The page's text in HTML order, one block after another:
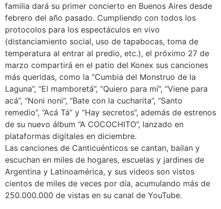
familia dará su primer concierto en Buenos Aires desde
febrero del año pasado. Cumpliendo con todos los
protocolos para los espectáculos en vivo
(distanciamiento social, uso de tapabocas, toma de
temperatura al entrar al predio, etc.), el próximo 27 de
marzo compartirá en el patio del Konex sus canciones
más queridas, como la “Cumbia del Monstruo de la
Laguna”, “El mamboretá”, “Quiero para mí”, “Viene para
acá”, “Noni noni”, “Bate con la cucharita”, “Santo
remedio”, “Acá Tá” y “Hay secretos”, además de estrenos
de su nuevo álbum “A COCOCHITO”, lanzado en
plataformas digitales en diciembre.
Las canciones de Canticuénticos se cantan, bailan y
escuchan en miles de hogares, escuelas y jardines de
Argentina y Latinoamérica, y sus videos son vistos
cientos de miles de veces por día, acumulando más de
250.000.000 de vistas en su canal de YouTube.